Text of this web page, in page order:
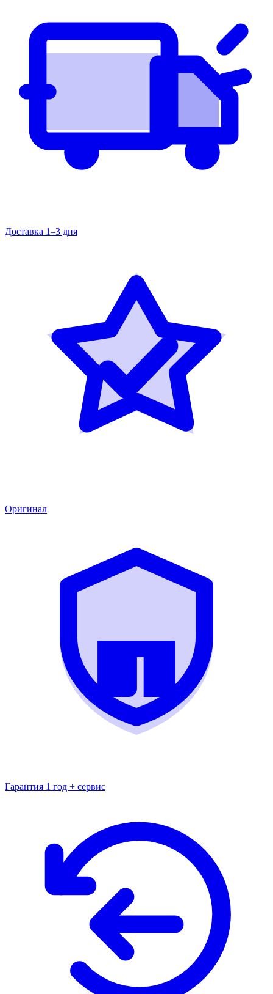
Доставка 1–3 дня
Оригинал
Гарантия 1 год + сервис